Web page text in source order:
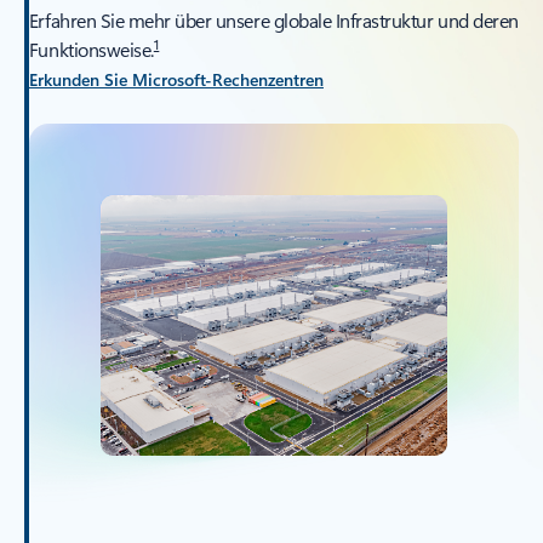
Erfahren Sie mehr über unsere globale Infrastruktur und deren
Funktionsweise.1
Erkunden Sie Microsoft-Rechenzentren